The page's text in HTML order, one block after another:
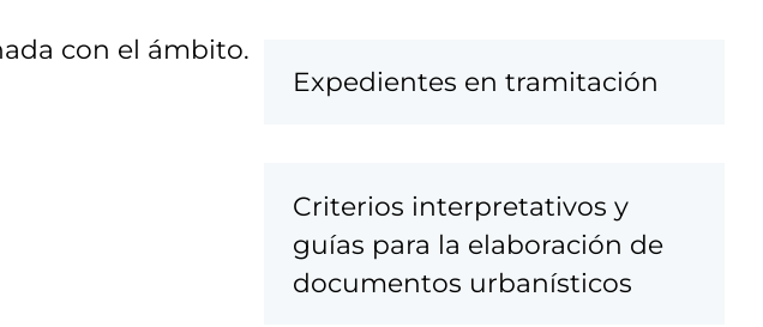
con el ámbito.
Expedientes en tramitación
Criterios interpretativos y
guías para la elaboración de
documentos urbanísticos